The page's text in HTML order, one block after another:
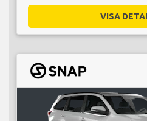
VISA